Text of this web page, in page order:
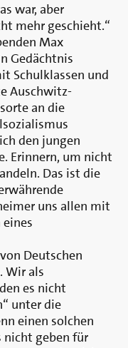
war, aber
mehr geschieht.“
Max
Gedächtnis
Schulklassen und
Auschwitz-
an die
den jungen
Erinnern, um nicht
Das ist die
uns allen mit
Deutschen
Wir als
es nicht
unter die
einen solchen
nicht geben für